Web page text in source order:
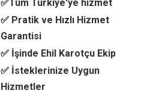
✅Tüm Türkiye'ye hizmet
✅ Pratik ve Hızlı Hizmet
Garantisi
✅ İşinde Ehil Karotçu Ekip
✅ İsteklerinize Uygun
Hizmetler